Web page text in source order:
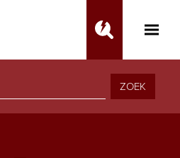
Toggle
ZOEK